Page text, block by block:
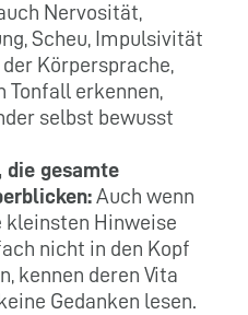
Nervosität,
Scheu, Impulsivität
Körpersprache,
Tonfall erkennen,
selbst bewusst
die gesamte
Auch wenn
kleinsten Hinweise
nicht in den Kopf
kennen deren Vita
Gedanken lesen.